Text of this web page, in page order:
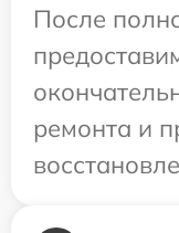
После
ремонта и